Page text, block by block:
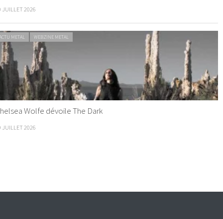
JUILLET 2026
METAL WEBZINE METAL
Wolfe dévoile The Dark
JUILLET 2026